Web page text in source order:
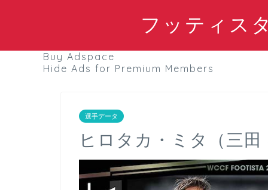
フッティス
Buy Adspace
Hide Ads for Premium Members
選手データ
ヒロタカ・ミタ（三